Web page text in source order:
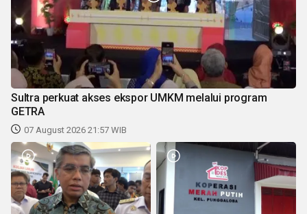
Sultra perkuat akses ekspor UMKM melalui program
GETRA
07 August 2026 21:57 WIB